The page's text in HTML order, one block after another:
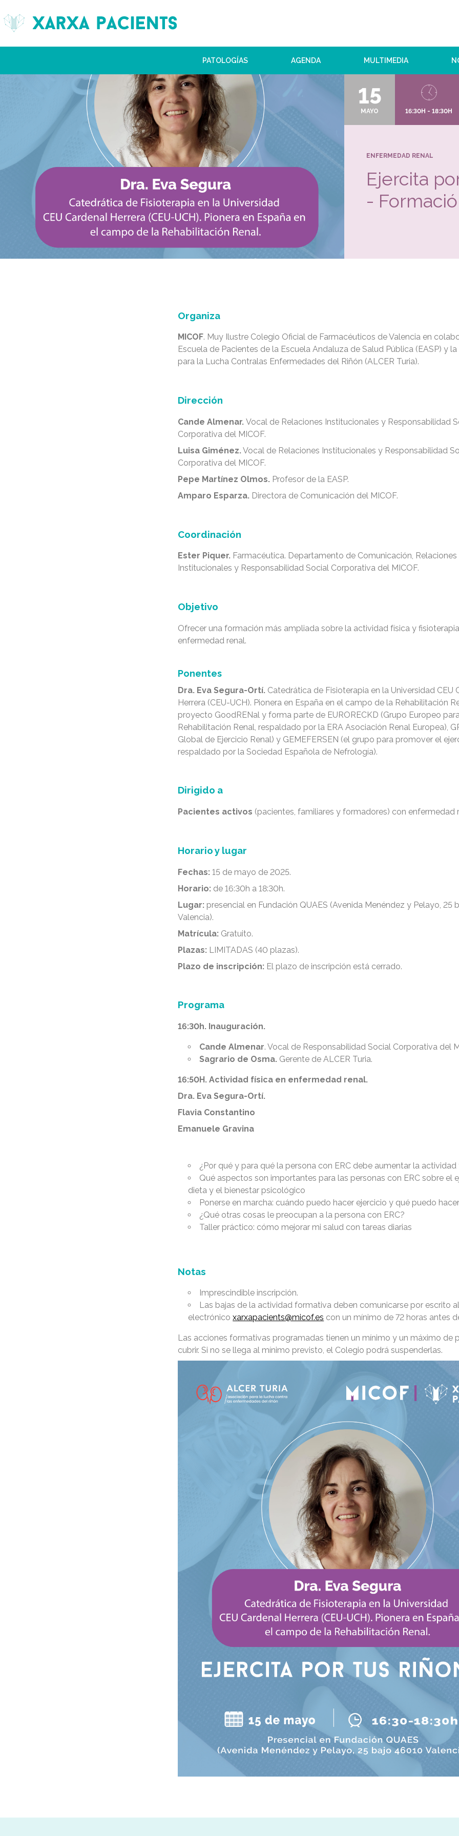
PATOLOGÍAS AGENDA MULTIMEDIA
15
MAYO 16:30H - 18:30H
ENFERMEDAD RENAL
Ejercita
-
Organiza
MICOF. Muy Ilustre Colegio Oficial de Farmacéuticos de Valencia en
Escuela de Pacientes de la Escuela Andaluza de Salud Pública (EASP) y
para la Lucha Contralas Enfermedades del Riñón (ALCER Turia).
Dirección
Cande Almenar.Vocal de Relaciones Institucionales y Responsabilidad
Corporativa del MICOF.
Luisa Giménez.Vocal de Relaciones Institucionales y Responsabilidad
Corporativa del MICOF.
Pepe Martínez Olmos. Profesor de la EASP.
Amparo Esparza. Directora de Comunicación del MICOF.
Coordinación
Ester Piquer. Farmacéutica. Departamento de Comunicación, Relaciones
Institucionales y Responsabilidad Social Corporativa del MICOF.
Objetivo
Ofrecer una formación más ampliada sobre la actividad física y
enfermedad renal.
Ponentes
Dra. Eva Segura-Ortí. Catedrática de Fisioterapia en la Universidad CEU
Herrera (CEU-UCH). Pionera en España en el campo de la Rehabilitación
proyecto GoodRENal y forma parte de EURORECKD (Grupo Europeo
Rehabilitación Renal, respaldado por la ERA Asociación Renal Europea),
Global de Ejercicio Renal) y GEMEFERSEN (el grupo para promover el
respaldado por la Sociedad Española de Nefrología).
Dirigido a
Pacientes activos (pacientes, familiares y formadores) con enfermedad
Horario y lugar
Fechas: 15 de mayo de 2025.
Horario: de 16:30h a 18:30h.
Lugar: presencial en Fundación QUAES (Avenida Menéndez y Pelayo, 25
Valencia).
Matrícula: Gratuito.
Plazas: LIMITADAS (40 plazas).
Plazo de inscripción: El plazo de inscripción está cerrado.
Programa
16:30h. Inauguración.
Cande Almenar. Vocal de Responsabilidad Social Corporativa del
Sagrario de Osma. Gerente de ALCER Turia.
16:50H. Actividad física en enfermedad renal.
Dra. Eva Segura-Ortí.
Flavia Constantino
Emanuele Gravina
¿Por qué y para qué la persona con ERC debe aumentar la actividad
Qué aspectos son importantes para las personas con ERC sobre el
dieta y el bienestar psicológico
Ponerse en marcha: cuándo puedo hacer ejercicio y qué puedo
¿Qué otras cosas le preocupan a la persona con ERC?
Taller práctico: cómo mejorar mi salud con tareas diarias
Notas
Imprescindible inscripción.
Las bajas de la actividad formativa deben comunicarse por escrito
electrónicoxarxapacients@micof.es con un mínimo de 72 horas antes
Las acciones formativas programadas tienen un mínimo y un máximo de
cubrir. Si no se llega al mínimo previsto, el Colegio podrá suspenderlas.